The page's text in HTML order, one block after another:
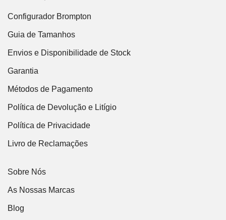
Configurador Brompton
Guia de Tamanhos
Envios e Disponibilidade de Stock
Garantia
Métodos de Pagamento
Política de Devolução e Litígio
Política de Privacidade
Livro de Reclamações
Sobre Nós
As Nossas Marcas
Blog